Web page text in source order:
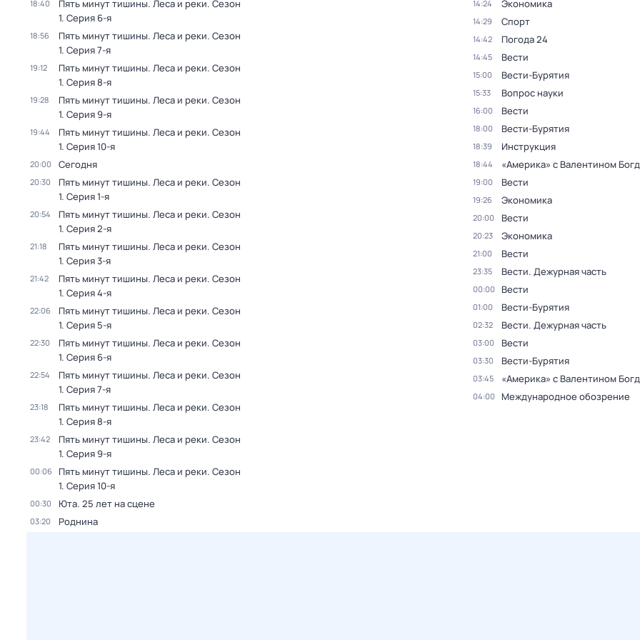
18:40 Пять минут тишины. Леса и реки. Сезон
1. Серия 6-я
18:56 Пять минут тишины. Леса и реки. Сезон
1. Серия 7-я
19:12 Пять минут тишины. Леса и реки. Сезон
1. Серия 8-я
19:28 Пять минут тишины. Леса и реки. Сезон
1. Серия 9-я
19:44 Пять минут тишины. Леса и реки. Сезон
1. Серия 10-я
20:00 Сегодня
20:30 Пять минут тишины. Леса и реки. Сезон
1. Серия 1-я
20:54 Пять минут тишины. Леса и реки. Сезон
1. Серия 2-я
21:18 Пять минут тишины. Леса и реки. Сезон
1. Серия 3-я
21:42 Пять минут тишины. Леса и реки. Сезон
1. Серия 4-я
22:06 Пять минут тишины. Леса и реки. Сезон
1. Серия 5-я
22:30 Пять минут тишины. Леса и реки. Сезон
1. Серия 6-я
22:54 Пять минут тишины. Леса и реки. Сезон
1. Серия 7-я
23:18 Пять минут тишины. Леса и реки. Сезон
1. Серия 8-я
23:42 Пять минут тишины. Леса и реки. Сезон
1. Серия 9-я
00:06 Пять минут тишины. Леса и реки. Сезон
1. Серия 10-я
00:30 Юта. 25 лет на сцене
03:20 Роднина
14:24 Экономика
14:29 Спорт
14:42 Погода 24
14:45 Вести
15:00 Вести-Бурятия
15:33 Вопрос науки
16:00 Вести
18:00 Вести-Бурятия
18:39 Инструкция
18:44 «Америка» с Валентином
19:00 Вести
19:26 Экономика
20:00 Вести
20:23 Экономика
21:00 Вести
23:35 Вести. Дежурная часть
00:00 Вести
01:00 Вести-Бурятия
02:32 Вести. Дежурная часть
03:00 Вести
03:30 Вести-Бурятия
03:45 «Америка» с Валентином
04:00 Международное обозрение